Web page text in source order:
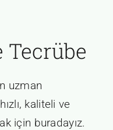
Tecrübe
uzman
kaliteli ve
için buradayız.